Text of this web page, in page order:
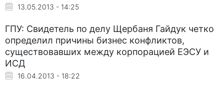
13.05.2013 - 14:25
ГПУ: Свидетель по делу Щербаня Гайдук четко
определил причины бизнес конфликтов,
существовавших между корпорацией ЕЭСУ и
ИСД
16.04.2013 - 18:22